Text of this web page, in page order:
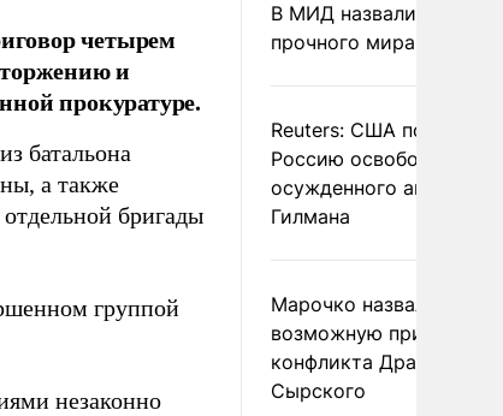
четырем
и
прокуратуре.
батальона
а также
бригады
группой
незаконно
В МИД назвали условия
прочного мира на
Reuters: США
Россию освободить
осужденного
Гилмана
Марочко назвал
возможную причину
конфликта Драпатого и
Сырского